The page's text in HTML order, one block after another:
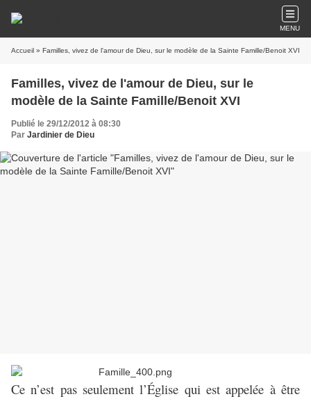
MENU
Accueil » Familles, vivez de l'amour de Dieu, sur le modèle de la Sainte Famille/Benoit XVI
Familles, vivez de l'amour de Dieu, sur le
modèle de la Sainte Famille/Benoit XVI
Publié le 29/12/2012 à 08:30
Par Jardinier de Dieu
Ce n’est pas seulement l’Église qui est appelée à être